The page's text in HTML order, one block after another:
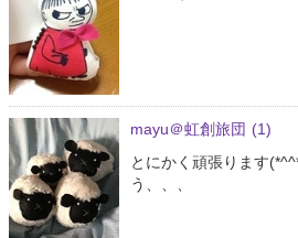
mayu＠虹創旅団 (1)
とにかく頑張ります
う、、、